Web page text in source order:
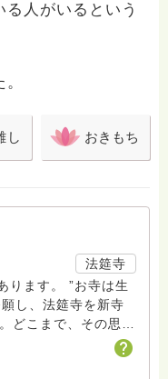
る人がいるという
し おきもち
法筵寺
ります。 ”お寺は生
し、法筵寺を新寺
どこまで、その思い
少しでもお釈迦様、
ます。 FB